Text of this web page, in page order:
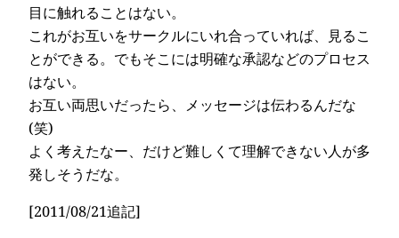
目に触れることはない。
これがお互いをサークルにいれ合っていれば、見るこ
とができる。でもそこには明確な承認などのプロセス
はない。
お互い両思いだったら、メッセージは伝わるんだな
(笑)
よく考えたなー、だけど難しくて理解できない人が多
発しそうだな。
[2011/08/21追記]